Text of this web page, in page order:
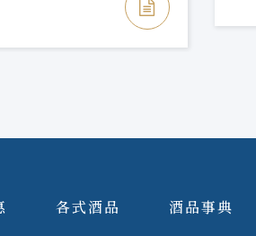
各式酒品 酒品事典